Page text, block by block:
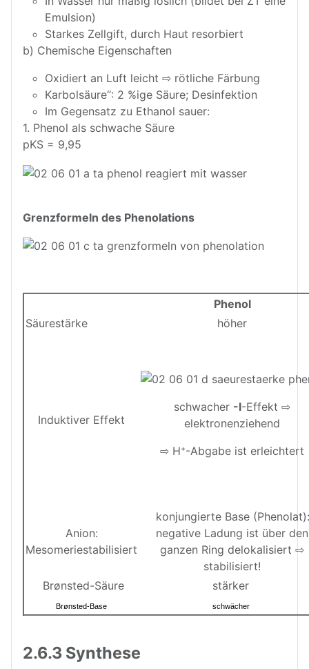
Emulsion)
Starkes Zellgift, durch Haut resorbiert
b) Chemische Eigenschaften
Oxidiert an Luft leicht ⇨ rötliche Färbung
Karbolsäure“: 2 %ige Säure; Desinfektion
Im Gegensatz zu Ethanol sauer:
1. Phenol als schwache Säure
pKS = 9,95
Grenzformeln des Phenolations
Phenol
Säurestärke
höher
Induktiver Effekt
schwacher -I-Effekt ⇨
elektronenziehend
⇨ H⁺-Abgabe ist erleichtert
Anion:
Mesomeriestabilisiert
konjungierte Base
negative Ladung ist über den
ganzen Ring delokalisiert ⇨
stabilisiert!
Brønsted-Säure
stärker
Brønsted-Base schwächer
2.6.3 Synthese